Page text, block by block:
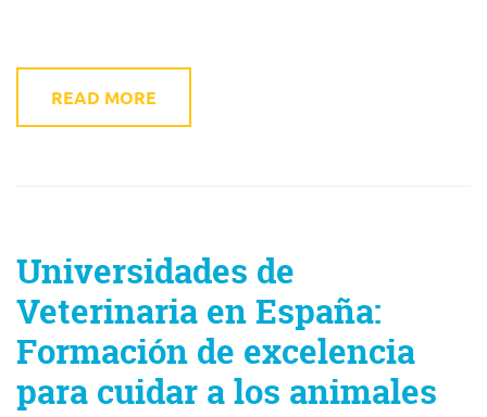
READ MORE
Universidades de
Veterinaria en España:
Formación de excelencia
para cuidar a los animales